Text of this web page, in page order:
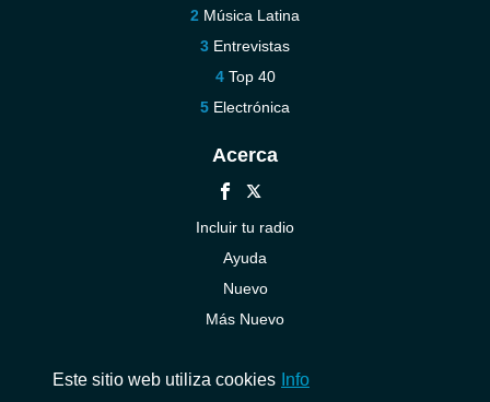
Música Latina
Entrevistas
Top 40
Electrónica
Acerca
Incluir tu radio
Ayuda
Nuevo
Más Nuevo
Este sitio web utiliza cookies Info